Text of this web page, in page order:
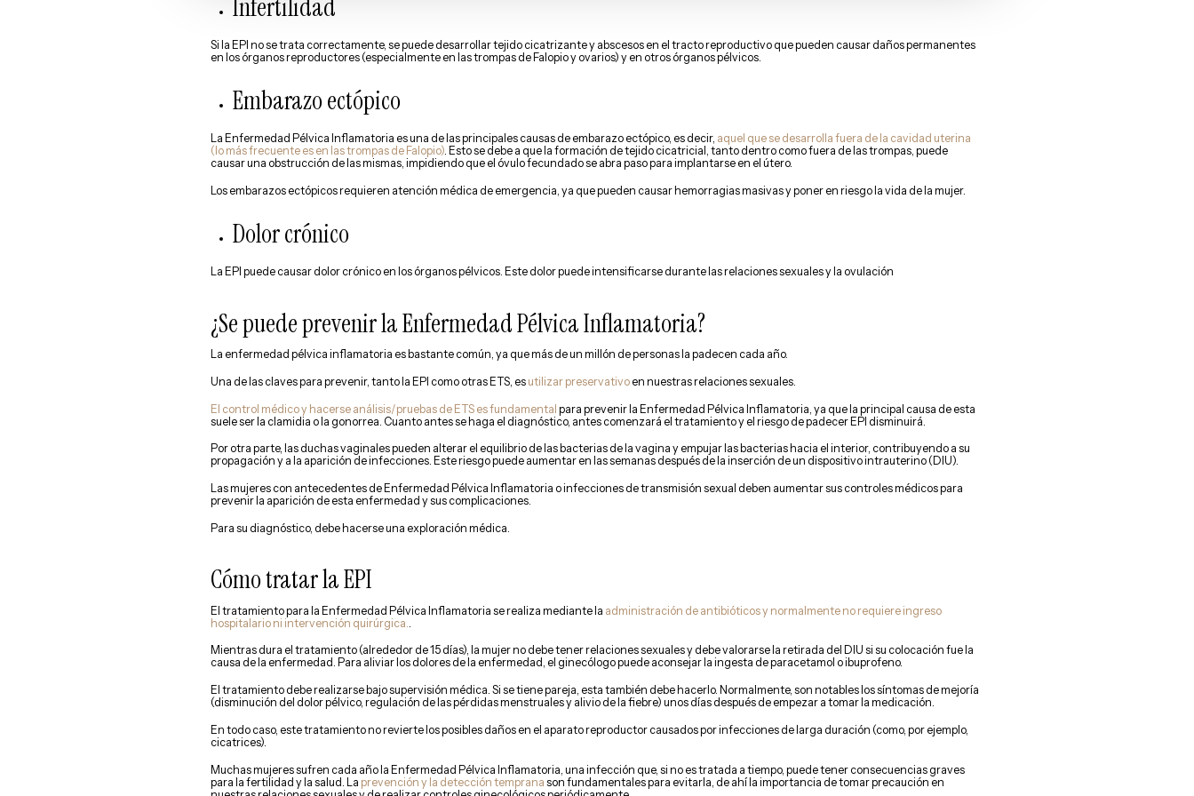
Infertilidad
Si la EPI no se trata correctamente, se puede desarrollar tejido cicatrizante y abscesos en el tracto reproductivo que pueden causar daños permanentes
en los órganos reproductores (especialmente en las trompas de Falopio y ovarios) y en otros órganos pélvicos.
Embarazo ectópico
La Enfermedad Pélvica Inflamatoria es una de las principales causas de embarazo ectópico, es decir, aquel que se desarrolla fuera de la cavidad uterina
(lo más frecuente es en las trompas de Falopio). Esto se debe a que la formación de tejido cicatricial, tanto dentro como fuera de las trompas, puede
causar una obstrucción de las mismas, impidiendo que el óvulo fecundado se abra paso para implantarse en el útero.
Los embarazos ectópicos requieren atención médica de emergencia, ya que pueden causar hemorragias masivas y poner en riesgo la vida de la mujer.
Dolor crónico
La EPI puede causar dolor crónico en los órganos pélvicos. Este dolor puede intensificarse durante las relaciones sexuales y la ovulación
¿Se puede prevenir la Enfermedad Pélvica Inflamatoria?
La enfermedad pélvica inflamatoria es bastante común, ya que más de un millón de personas la padecen cada año.
Una de las claves para prevenir, tanto la EPI como otras ETS, es utilizar preservativo en nuestras relaciones sexuales.
El control médico y hacerse análisis/pruebas de ETS es fundamental para prevenir la Enfermedad Pélvica Inflamatoria, ya que la principal causa de esta
suele ser la clamidia o la gonorrea. Cuanto antes se haga el diagnóstico, antes comenzará el tratamiento y el riesgo de padecer EPI disminuirá.
Por otra parte, las duchas vaginales pueden alterar el equilibrio de las bacterias de la vagina y empujar las bacterias hacia el interior, contribuyendo a su
propagación y a la aparición de infecciones. Este riesgo puede aumentar en las semanas después de la inserción de un dispositivo intrauterino (DIU).
Las mujeres con antecedentes de Enfermedad Pélvica Inflamatoria o infecciones de transmisión sexual deben aumentar sus controles médicos para
prevenir la aparición de esta enfermedad y sus complicaciones.
Para su diagnóstico, debe hacerse una exploración médica.
Cómo tratar la EPI
El tratamiento para la Enfermedad Pélvica Inflamatoria se realiza mediante la administración de antibióticos y normalmente no requiere ingreso
hospitalario ni intervención quirúrgica.
Mientras dura el tratamiento (alrededor de 15 días), la mujer no debe tener relaciones sexuales y debe valorarse la retirada del DIU si su colocación fue la
causa de la enfermedad. Para aliviar los dolores de la enfermedad, el ginecólogo puede aconsejar la ingesta de paracetamol o ibuprofeno.
El tratamiento debe realizarse bajo supervisión médica. Si se tiene pareja, esta también debe hacerlo. Normalmente, son notables los síntomas de mejoría
(disminución del dolor pélvico, regulación de las pérdidas menstruales y alivio de la fiebre) unos días después de empezar a tomar la medicación.
En todo caso, este tratamiento no revierte los posibles daños en el aparato reproductor causados por infecciones de larga duración (como, por ejemplo,
cicatrices).
Muchas mujeres sufren cada año la Enfermedad Pélvica Inflamatoria, una infección que, si no es tratada a tiempo, puede tener consecuencias graves
para la fertilidad y la salud. La prevención y la detección temprana son fundamentales para evitarla, de ahí la importancia de tomar precaución en